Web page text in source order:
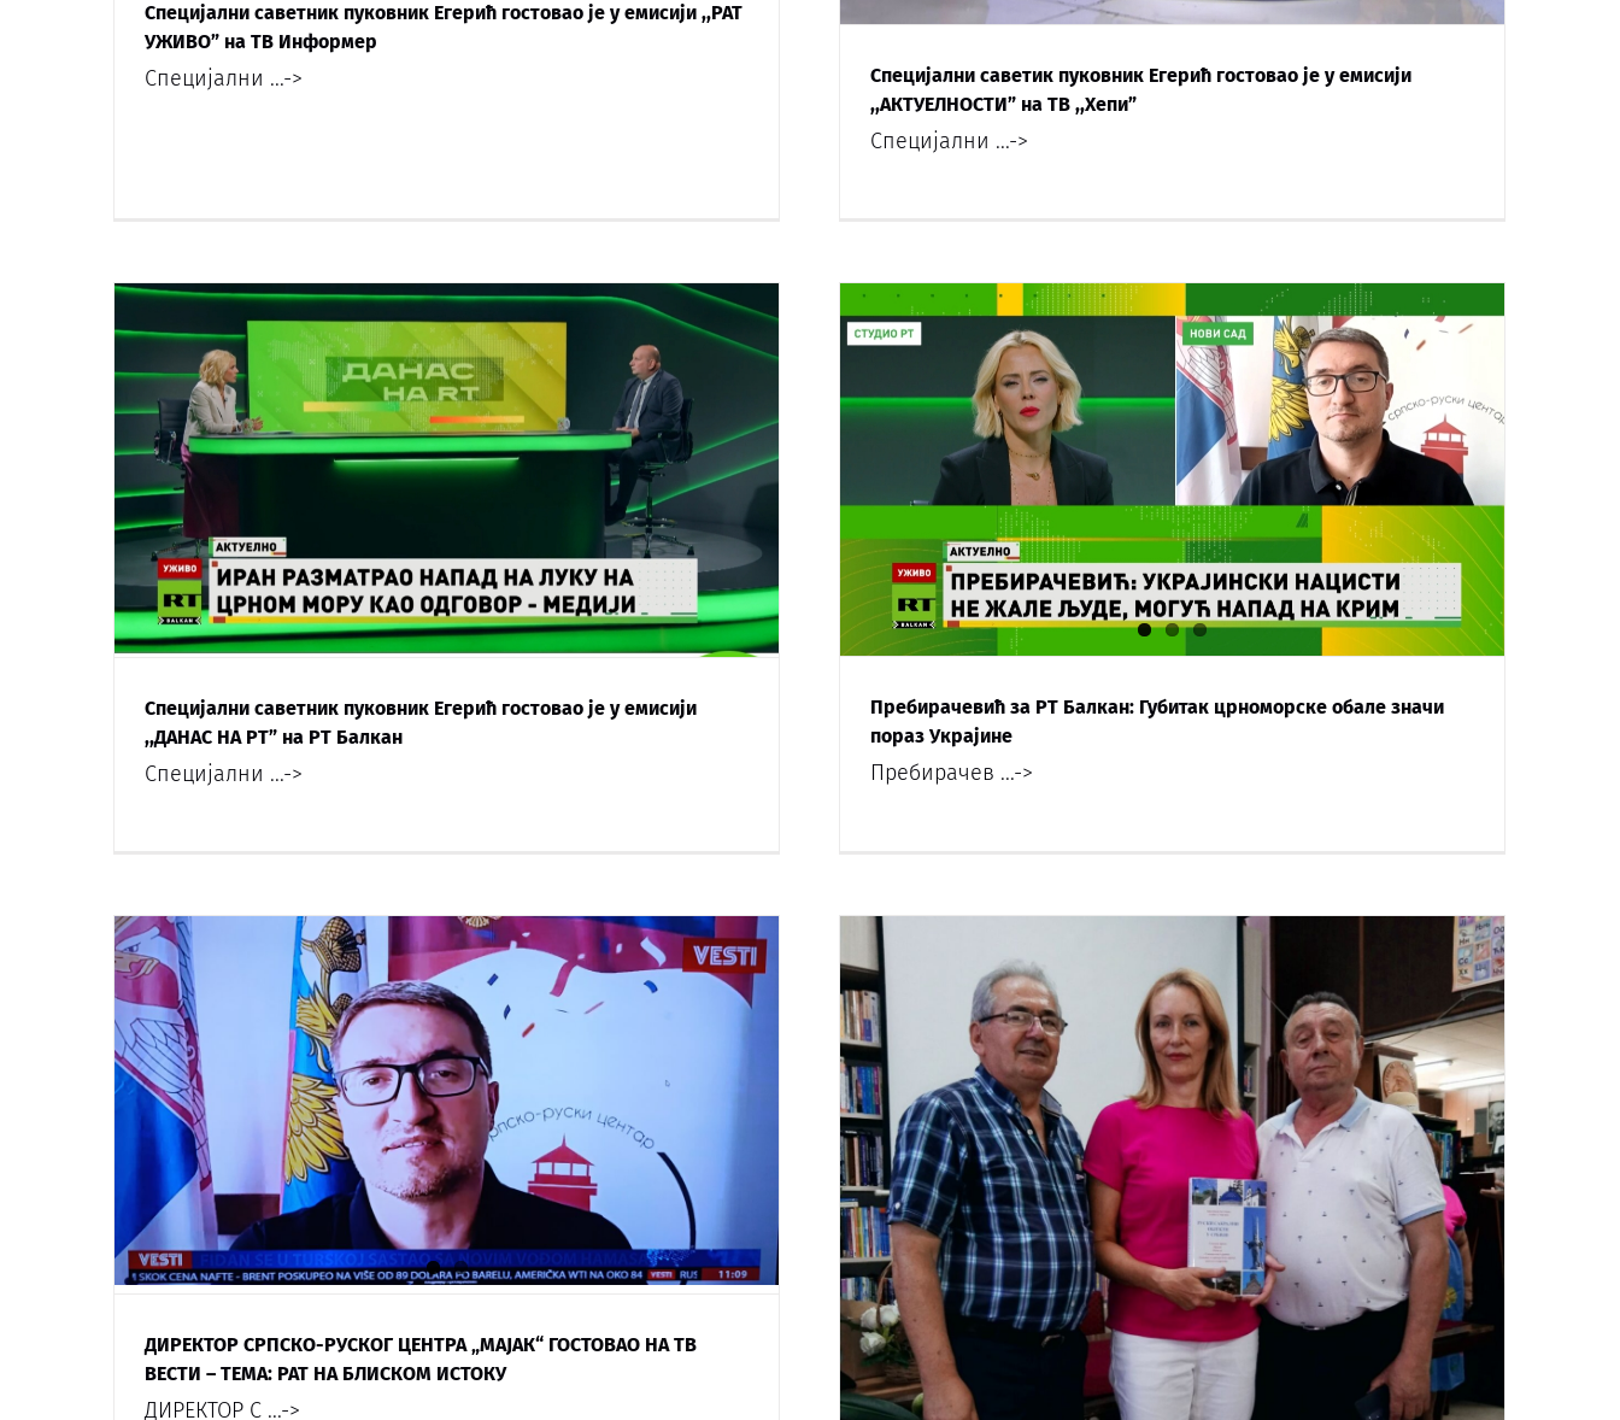
Специјални саветник пуковник Егерић гостовао је у емисији ,,РАТ
УЖИВО” на ТВ Информер
Специјални ...->
Специјални саветик пуковник Егерић гостовао је у емисији
,,АКТУЕЛНОСТИ” на ТВ ,,Хепи”
Специјални ...->
Специјални саветник пуковник Егерић гостовао је у емисији
,,ДАНАС НА РТ” на РТ Балкан
Специјални ...->
Пребирачевић за РТ Балкан: Губитак црноморске обале значи
пораз Украјине
Пребирачев ...->
ДИРЕКТОР СРПСКО-РУСКОГ ЦЕНТРА „МАЈАК“ ГОСТОВАО НА ТВ
ВЕСТИ – ТЕМА: РАТ НА БЛИСКОМ ИСТОКУ
ДИРЕКТОР С ...->